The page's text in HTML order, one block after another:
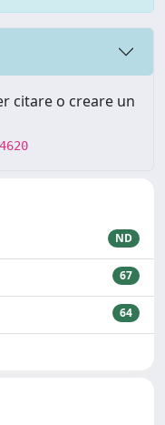
citare o creare un
ND
67
64